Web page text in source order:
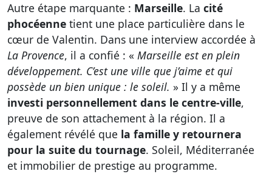
Autre étape marquante : Marseille. La cité
phocéenne tient une place particulière dans le
cœur de Valentin. Dans une interview accordée à
La Provence, il a confié : « Marseille est en plein
développement. C’est une ville que j’aime et qui
possède un bien unique : le soleil. » Il y a même
investi personnellement dans le centre-ville,
preuve de son attachement à la région. Il a
également révélé que la famille y retournera
pour la suite du tournage. Soleil, Méditerranée
et immobilier de prestige au programme.